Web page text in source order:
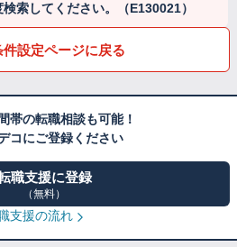
索してください。（E130021）
件設定ページに戻る
帯の転職相談も可能！
コにご登録ください
職支援に登録
（無料）
支援の流れ